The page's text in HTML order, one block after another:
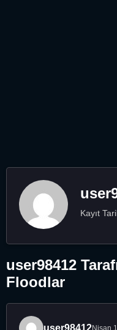
Kayıt
user98412
Floodlar
Nisan